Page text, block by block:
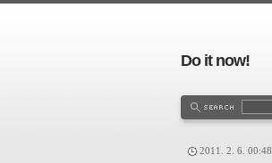
Do it now!
2011. 2. 6. 00:48